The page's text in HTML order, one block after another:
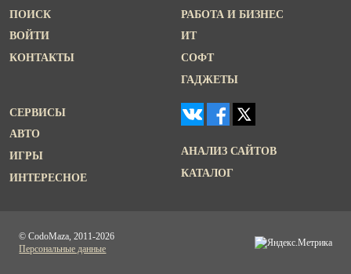
ПОИСК
ВОЙТИ
КОНТАКТЫ
РАБОТА И БИЗНЕС
ИТ
СОФТ
ГАДЖЕТЫ
СЕРВИСЫ
АВТО
ИГРЫ
ИНТЕРЕСНОЕ
АНАЛИЗ САЙТОВ
КАТАЛОГ
© CodoMaza, 2011-2026
Персональные данные